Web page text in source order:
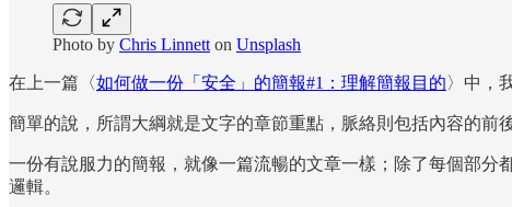
Photo by Chris Linnett on Unsplash
在上一篇〈如何做一份「安全」的簡報#1：理解簡報目的〉中，
簡單的說，所謂大綱就是文字的章節重點，脈絡則包括內容的前
一份有說服力的簡報，就像一篇流暢的文章一樣；除了每個部
邏輯。